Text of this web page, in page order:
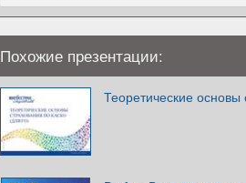
Похожие презентации:
Теоретические